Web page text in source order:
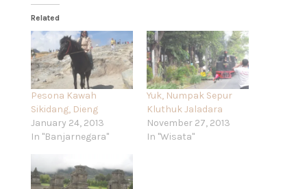
Related
Pesona Kawah
Sikidang, Dieng
January 24, 2013
In "Banjarnegara"
Yuk, Numpak Sepur
Kluthuk Jaladara
November 27, 2013
In "Wisata"